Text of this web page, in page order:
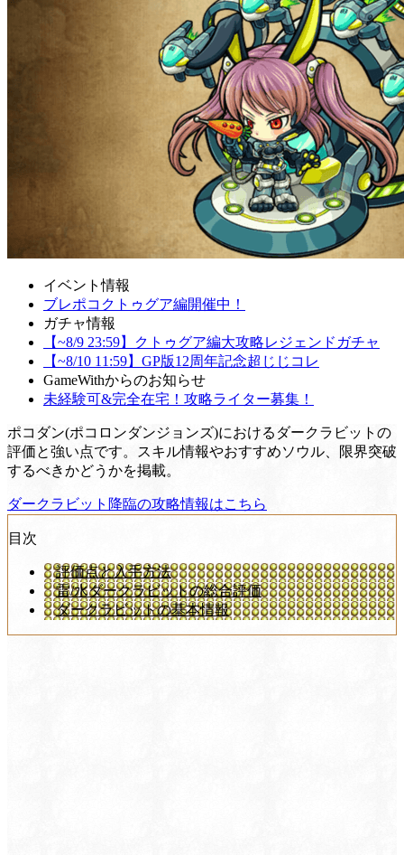
イベント情報
ブレポコクトゥグア編開催中！
ガチャ情報
【~8/9 23:59】クトゥグア編大攻略レジェンドガチャ
【~8/10 11:59】GP版12周年記念超じじコレ
GameWithからのお知らせ
未経験可&完全在宅！攻略ライター募集！
ポコダン(ポコロンダンジョンズ)におけるダークラビットの
評価と強い点です。スキル情報やおすすめソウル、限界突破
するべきかどうかを掲載。
ダークラビット降臨の攻略情報はこちら
目次
評価点と入手方法
雷/水ダークラビットの総合評価
ダークラビットの基本情報